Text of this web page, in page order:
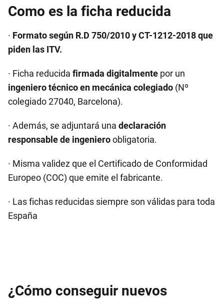
Como es la ficha reducida
· Formato según R.D 750/2010 y CT-1212-2018 que
piden las ITV.
· Ficha reducida firmada digitalmente por un
ingeniero técnico en mecánica colegiado (Nº
colegiado 27040, Barcelona).
· Además, se adjuntará una declaración
responsable de ingenieroobligatoria.
· Misma validez que el Certificado de Conformidad
Europeo (COC) que emite el fabricante.
· Las fichas reducidas siempre son válidas para toda
España
¿Cómo conseguir nuevos